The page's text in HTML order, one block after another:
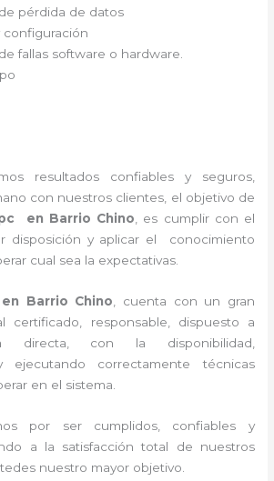
pérdida de datos
configuración
fallas software o hardware
resultados confiables y seguros,
con nuestros clientes, el objetivo de
en Barrio Chino , es cumplir con el
disposición y aplicar el conocimiento
cual sea la expectativas.
Barrio Chino , cuenta con un gran
certificado, responsable, dispuesto a
directa, con la disponibilidad,
ejecutando correctamente técnicas
en el sistema.
por ser cumplidos, confiables y
a la satisfacción total de nuestros
nuestro mayor objetivo.